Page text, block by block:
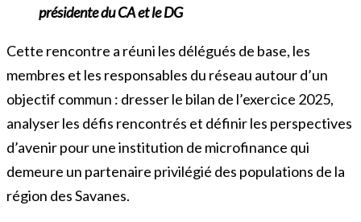
présidente du CA et le DG
Cette rencontre a réuni les délégués de base, les
membres et les responsables du réseau autour d’un
objectif commun : dresser le bilan de l’exercice 2025,
analyser les défis rencontrés et définir les perspectives
d’avenir pour une institution de microfinance qui
demeure un partenaire privilégié des populations de la
région des Savanes.